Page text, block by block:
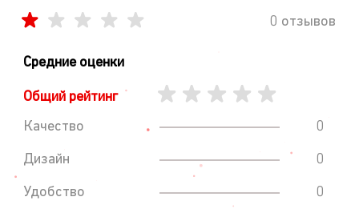
0 отзывов
Средние оценки
Общий рейтинг
Качество
0
Дизайн 0
Удобство 0